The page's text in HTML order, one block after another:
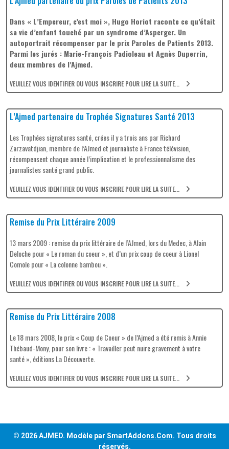
Dans « L’Empereur, c’est moi », Hugo Horiot raconte ce qu’était
sa vie d’enfant touché par un syndrome d’Asperger. Un
autoportrait récompenser par le prix Paroles de Patients 2013.
Parmi les jurés : Marie-François Padioleau et Agnès Duperrin,
deux membres de l’Ajmed.
VEUILLEZ VOUS IDENTIFIER OU VOUS INSCRIRE POUR LIRE LA SUITE...
L’Ajmed partenaire du Trophée Signatures Santé 2013
Les Trophées signatures santé, crées il y a trois ans par Richard
Zarzavatdjian, membre de l’AJmed et journaliste à France télévision,
récompensent chaque année l’implication et le professionnalisme des
journalistes santé grand public.
VEUILLEZ VOUS IDENTIFIER OU VOUS INSCRIRE POUR LIRE LA SUITE...
Remise du Prix Littéraire 2009
13 mars 2009 : remise du prix littéraire de l’AJmed, lors du Medec, à Alain
Deloche pour « Le roman du coeur », et d’un prix coup de coeur à Lionel
Comole pour « La colonne bambou ».
VEUILLEZ VOUS IDENTIFIER OU VOUS INSCRIRE POUR LIRE LA SUITE...
Remise du Prix Littéraire 2008
Le 18 mars 2008, le prix « Coup de Coeur » de l’Ajmed a été remis à Annie
Thébaud-Mony, pour son livre : « Travailler peut nuire gravement à votre
santé », éditions La Découverte.
VEUILLEZ VOUS IDENTIFIER OU VOUS INSCRIRE POUR LIRE LA SUITE...
© 2026 AJMED. Modèle par SmartAddons.Com. Tous droits
réservés.